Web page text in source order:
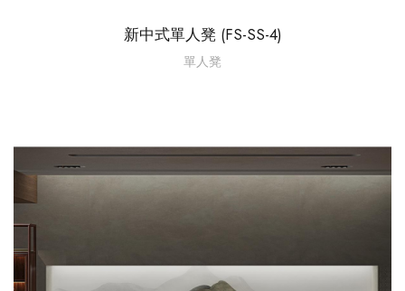
新中式單人凳 (FS-SS-4)
單人凳